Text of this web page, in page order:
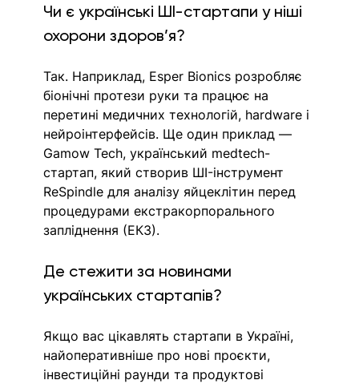
Чи є українські ШІ-стартапи у ніші
охорони здоров’я?
Так. Наприклад, Esper Bionics розробляє
біонічні протези руки та працює на
перетині медичних технологій, hardware і
нейроінтерфейсів. Ще один приклад —
Gamow Tech, український medtech-
стартап, який створив ШI-інструмент
ReSpindle для аналізу яйцеклітин перед
процедурами екстракорпорального
запліднення (ЕКЗ).
Де стежити за новинами
українських стартапів?
Якщо вас цікавлять стартапи в Україні,
найоперативніше про нові проєкти,
інвестиційні раунди та продуктові